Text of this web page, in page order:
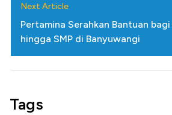
Next Article
Pertamina Serahkan Bantuan bagi
hingga SMP di Banyuwangi
Tags